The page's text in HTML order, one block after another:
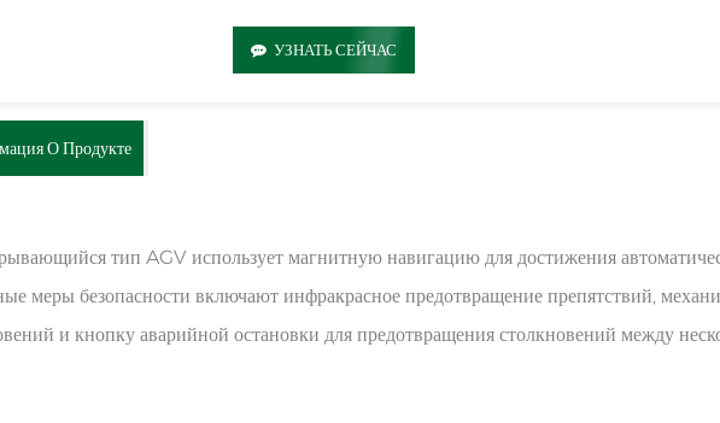
УЗНАТЬ СЕЙЧАС
О Продукте
тип AGV использует магнитную навигацию для достижения
меры безопасности включают инфракрасное предотвращение препятствий,
и кнопку аварийной остановки для предотвращения столкновений между